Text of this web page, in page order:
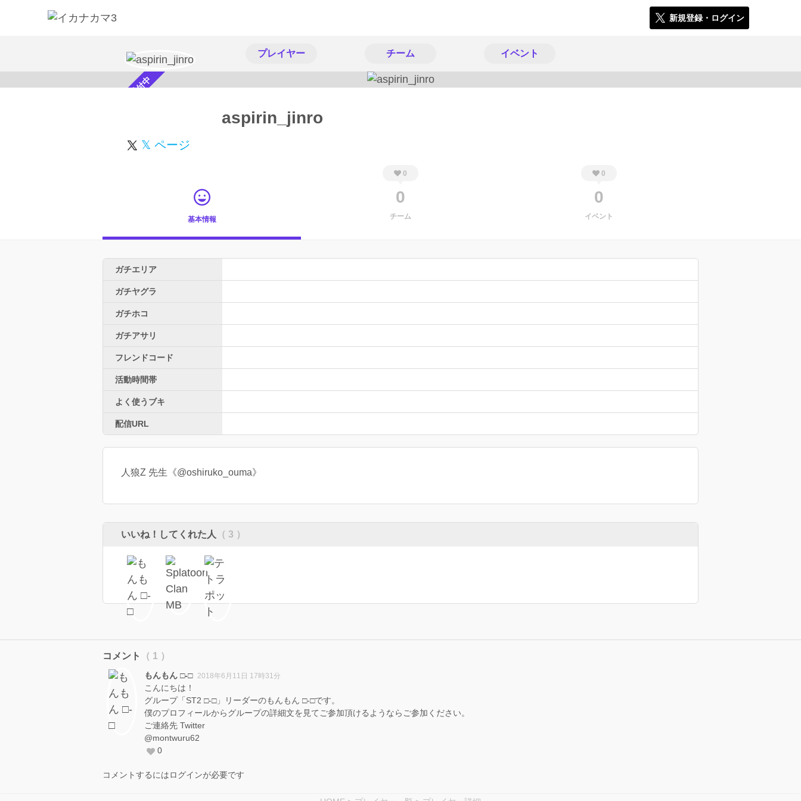
新規登録・ログイン
プレイヤー チーム イベント
スカウト受付中 aspirin_jinro
𝕏 ページ
基本情報
0
0
チーム
0
0
イベント
ガチエリア
ガチヤグラ
ガチホコ
ガチアサリ
フレンドコード
活動時間帯
よく使うブキ
配信URL
人狼Z 先生《@oshiruko_ouma》
いいね！してくれた人 （ 3 ）
コメント （ 1 ）
もんもん □-□ 2018年6月11日 17時31分
こんにちは！
グループ「ST2 □-□」リーダーのもんもん □-□です。
僕のプロフィールからグループの詳細文を見てご参加頂けるようならご参加ください。
ご連絡先 Twitter
@montwuru62
0
コメントするにはログインが必要です